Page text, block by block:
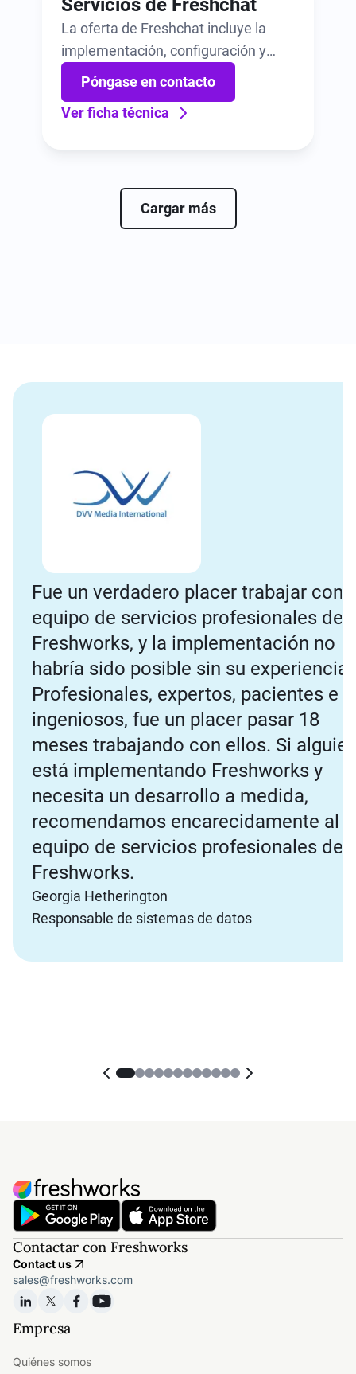
Servicios de Freshchat
La oferta de Freshchat incluye la
implementación, configuración y
formación de bots de principio a fin.
Póngase en contacto
Ver ficha técnica
Cargar más
Fue un verdadero placer trabajar con
equipo de servicios profesionales de
Freshworks, y la implementación no
habría sido posible sin su experiencia.
Profesionales, expertos, pacientes e
ingeniosos, fue un placer pasar 18
meses trabajando con ellos. Si
está implementando Freshworks y
necesita un desarrollo a medida,
recomendamos encarecidamente al
equipo de servicios profesionales de
Freshworks.
Georgia Hetherington
Responsable de sistemas de datos
Contactar con Freshworks
Contact us
sales@freshworks.com
Empresa
Quiénes somos